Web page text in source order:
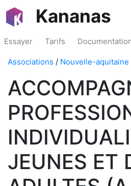
Kananas
Essayer Tarifs
Associations / Nouvelle-aquitaine
JEUNES ET